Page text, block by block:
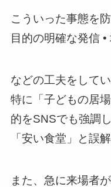
こういった事態を
目的の明確な発信
などの工夫をして
特に「子どもの居
的をSNSでも強調
「安い食堂」と誤
また、急に来場者